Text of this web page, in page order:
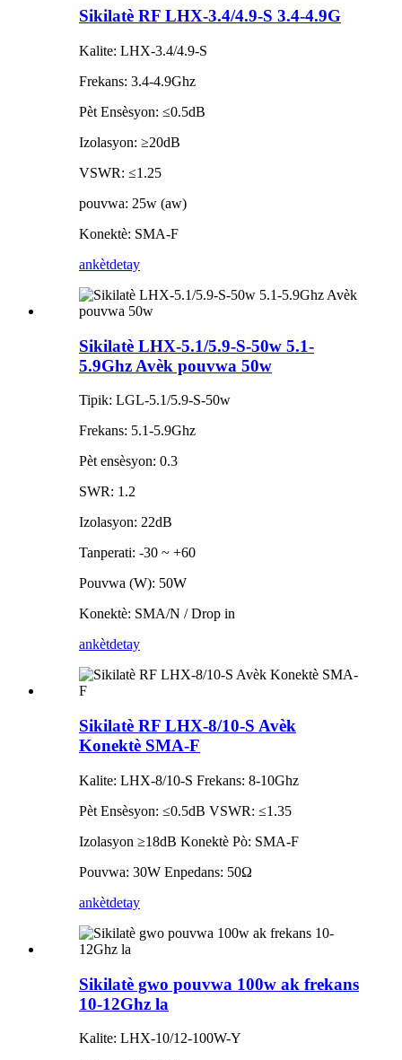
Sikilatè RF LHX-3.4/4.9-S 3.4-4.9G
Kalite: LHX-3.4/4.9-S
Frekans: 3.4-4.9Ghz
Pèt Ensèsyon: ≤0.5dB
Izolasyon: ≥20dB
VSWR: ≤1.25
pouvwa: 25w (aw)
Konektè: SMA-F
ankètdetay
Sikilatè LHX-5.1/5.9-S-50w 5.1-
5.9Ghz Avèk pouvwa 50w
Tipik: LGL-5.1/5.9-S-50w
Frekans: 5.1-5.9Ghz
Pèt ensèsyon: 0.3
SWR: 1.2
Izolasyon: 22dB
Tanperati: -30 ~ +60
Pouvwa (W): 50W
Konektè: SMA/N / Drop in
ankètdetay
Sikilatè RF LHX-8/10-S Avèk
Konektè SMA-F
Kalite: LHX-8/10-S Frekans: 8-10Ghz
Pèt Ensèsyon: ≤0.5dB VSWR: ≤1.35
Izolasyon ≥18dB Konektè Pò: SMA-F
Pouvwa: 30W Enpedans: 50Ω
ankètdetay
Sikilatè gwo pouvwa 100w ak frekans
10-12Ghz la
Kalite: LHX-10/12-100W-Y